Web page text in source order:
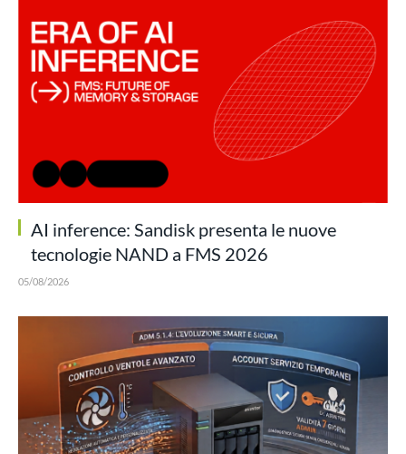
AI inference: Sandisk presenta le nuove
tecnologie NAND a FMS 2026
05/08/2026